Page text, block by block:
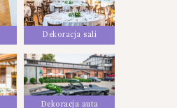
Dekoracja sali
Dekoracja auta